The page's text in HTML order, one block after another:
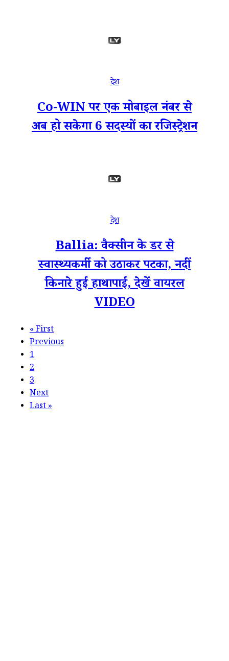
देश
Co-WIN पर एक मोबाइल नंबर से
अब हो सकेगा 6 सदस्यों का रजिस्ट्रेशन
देश
Ballia: वैक्सीन के डर से
स्वास्थ्यकर्मी को उठाकर पटका, नदीं
किनारे हुई हाथापाई, देखें वायरल
VIDEO
«First
Previous
1
2
3
Next
Last»